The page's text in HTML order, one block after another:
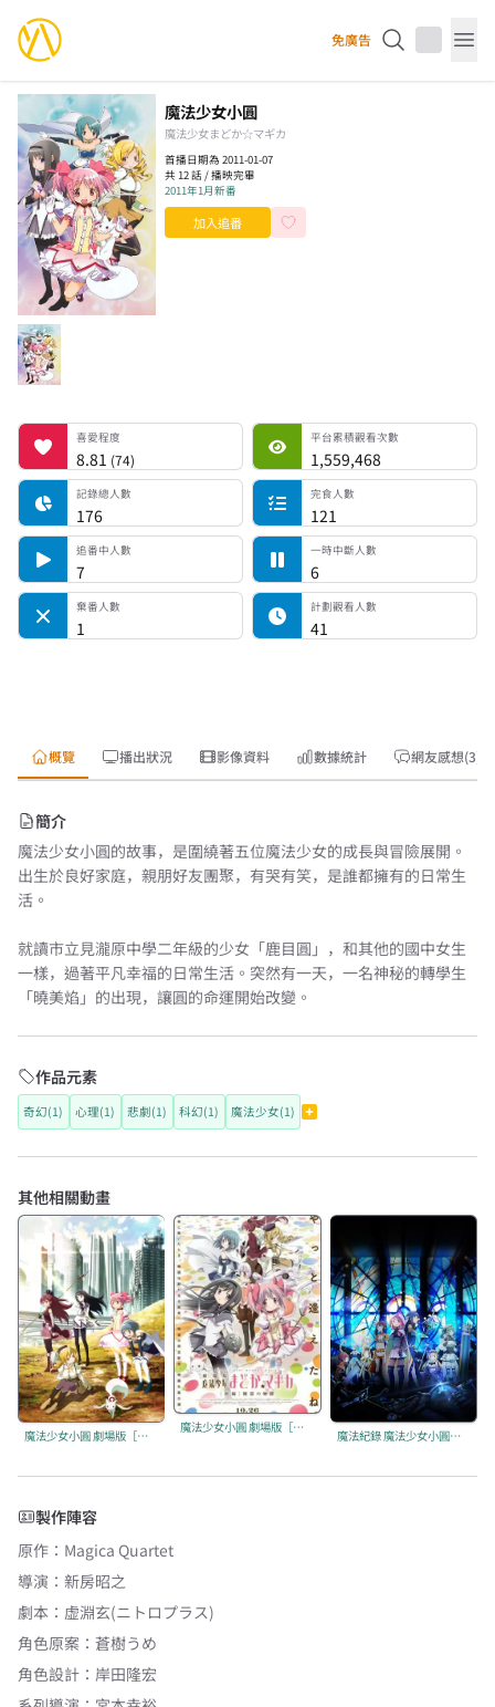
YourAnimes 你的動畫 免廣告
魔法少女小圓
魔法少女まどか☆マギカ
首播日期為 2011-01-07
共 12 話 / 播映完畢
2011年1月新番
加入追番
喜愛程度喜愛程度
8.81 (74)
平台累積觀看次數 平台累積觀看次數
1,559,468
記錄總人數
記錄總人數
176
完食人數
完食人數
121
追番中人數
追番中人數
7
一時中斷人數
一時中斷人數
6
棄番人數
棄番人數
1
計劃觀看人數
計劃觀看人數
41
概覽 播出狀況 影像資料 數據統計 網友感想(3)
簡介
魔法少女小圓的故事，是圍繞著五位魔法少女的成長與冒險展開。
出生於良好家庭，親朋好友團聚，有哭有笑，是誰都擁有的日常生
活。
就讀市立見瀧原中學二年級的少女「鹿目圓」，和其他的國中女生
一樣，過著平凡幸福的日常生活。突然有一天，一名神秘的轉學生
「曉美焰」的出現，讓圓的命運開始改變。
作品元素
奇幻(1) 心理(1) 悲劇(1) 科幻(1) 魔法少女(1)
其他相關動畫
魔法少女小圓 劇場版［前篇］起始的物語
魔法少女小圓 劇場版［新篇］叛逆的物語
魔法紀錄 魔法少女小圓外傳
製作陣容
原作 ： Magica Quartet
導演 ： 新房昭之
劇本 ： 虚淵玄(ニトロプラス)
角色原案 ： 蒼樹うめ
角色設計 ： 岸田隆宏